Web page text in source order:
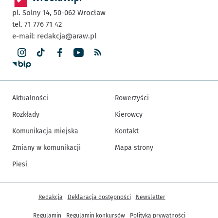
pl. Solny 14, 50-062 Wrocław
tel. 71 776 71 42
e-mail: redakcja@araw.pl
Aktualności
Rozkłady
Komunikacja miejska
Zmiany w komunikacji
Piesi
Rowerzyści
Kierowcy
Kontakt
Mapa strony
Inne informacje
Redakcja Deklaracja dostępności Newsletter
Regulamin Regulamin konkursów Polityka prywatności